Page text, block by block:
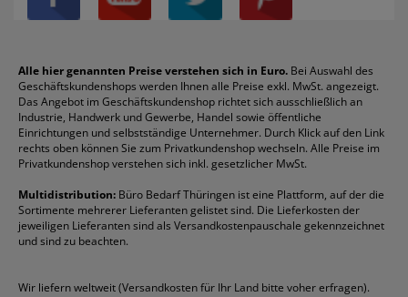
Über uns
Reklamation / Retouren
Vertrag widerrufen (Privatkunden)
Rabatte & Aktionen
Boardmarker
Briefumschläge
Druckerpatronen
Etiketten
Fineliner
Folienschreiber
Formulare
Gelschreiber
Geschäftsbücher
Klebeband
Klemmmappen
Kopierpapier
Korrekturmittel
Kugelschreiber
Mappen
Ordner
Packband
Permanentmarker
Sichthüllen
Taschenrechner
Textmarker
Tintenroller
Tintenpatronen
Toilettenpapier
Toner
Versandmaterial
Versandtaschen
Canon
Durable
DYMO
Edding
Esselte
Faber-Castell
Fellowes
Franken
Fripa
HP
Melitta
Pentel
Pelikan
Pilot
Pritt
Schneider
Stabilo
Staedtler
alle Marken anzeigen
Alle hier genannten Preise verstehen sich in Euro. Bei Auswahl des
Geschäftskundenshops werden Ihnen alle Preise exkl. MwSt. angezeigt.
Das Angebot im Geschäftskundenshop richtet sich ausschließlich an
Industrie, Handwerk und Gewerbe, Handel sowie öffentliche
Einrichtungen und selbstständige Unternehmer. Durch Klick auf den Link
rechts oben können Sie zum Privatkundenshop wechseln. Alle Preise im
Privatkundenshop verstehen sich inkl. gesetzlicher MwSt.
Multidistribution: Büro Bedarf Thüringen ist eine Plattform, auf der die
Sortimente mehrerer Lieferanten gelistet sind. Die Lieferkosten der
jeweiligen Lieferanten sind als Versandkostenpauschale gekennzeichnet
und sind zu beachten.
Wir liefern weltweit (Versandkosten für Ihr Land bitte voher erfragen).